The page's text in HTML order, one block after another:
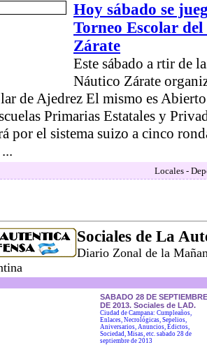
Hoy sábado se
Torneo Escolar
Zárate
Este sábado a rtir de
Náutico Zárate
de Ajedrez El mismo es
Primarias Estatales y
por el sistema suizo a cinco
Locales -
Sociales de La
Diario Zonal de la
SABADO 28 DE SEPTIEMBRE
DE 2013. Sociales de LAD.
Ciudad de Campana: Cumpleaños,
Enlaces, Necrológicas, Sepelios,
Aniversarios, Anuncios, Edictos,
Sociedad, Misas, etc. sabado 28 de
septiembre de 2013